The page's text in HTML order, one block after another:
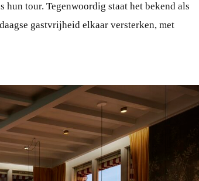
hun tour. Tegenwoordig staat het bekend als
gastvrijheid elkaar versterken, met